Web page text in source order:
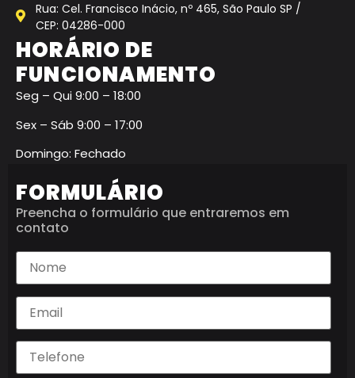
Rua: Cel. Francisco Inácio, nº 465, São Paulo SP /
CEP: 04286-000
HORÁRIO DE
FUNCIONAMENTO
Seg – Qui 9:00 – 18:00
Sex – Sáb 9:00 – 17:00
Domingo: Fechado
FORMULÁRIO
Preencha o formulário que entraremos em
contato